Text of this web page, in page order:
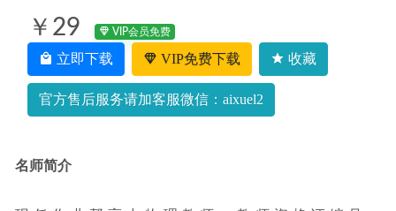
￥29 VIP会员免费
立即下载 VIP免费下载 收藏
官方售后服务请加客服微信：aixuel2
名师简介
作业帮2023杨会英高三物理a+班高考二轮复习视频教程+课
堂笔记寒假班
2023-04-25
作业帮2023韩佳伟高一数学寒假班网课视频教程+课堂笔记
2023-05-17